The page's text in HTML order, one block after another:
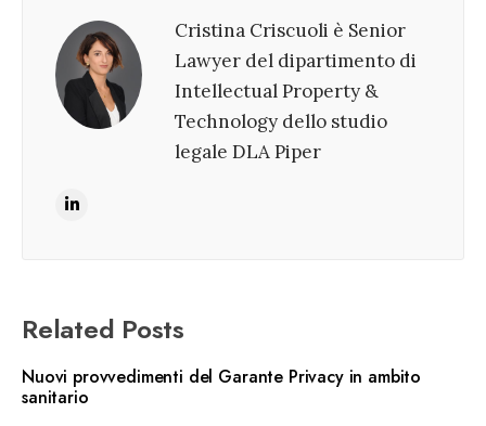
Cristina Criscuoli è Senior
Lawyer del dipartimento di
Intellectual Property &
Technology dello studio
legale DLA Piper
Related Posts
Nuovi provvedimenti del Garante Privacy in ambito
sanitario